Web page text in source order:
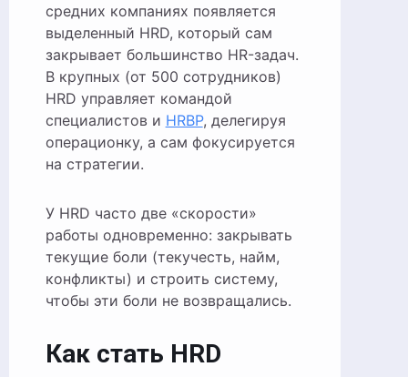
средних компаниях появляется
выделенный HRD, который сам
закрывает большинство HR-задач.
В крупных (от 500 сотрудников)
HRD управляет командой
специалистов и HRBP, делегируя
операционку, а сам фокусируется
на стратегии.
У HRD часто две «скорости»
работы одновременно: закрывать
текущие боли (текучесть, найм,
конфликты) и строить систему,
чтобы эти боли не возвращались.
Как стать HRD